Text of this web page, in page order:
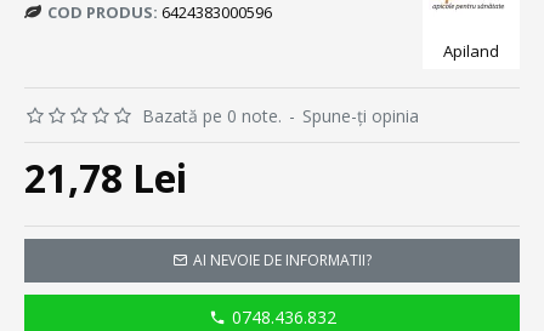
COD PRODUS: 6424383000596
Apiland
Bazată pe 0 note. - Spune-ţi opinia
21,78 Lei
AI NEVOIE DE INFORMATII?
0748.436.832